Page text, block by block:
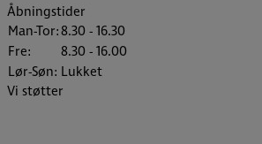
Åbningstider
Man-Tor:8.30 - 16.30
Fre:
8.30 - 16.00
Lør-Søn: Lukket
Vi støtter